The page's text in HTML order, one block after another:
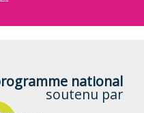
national
soutenu par